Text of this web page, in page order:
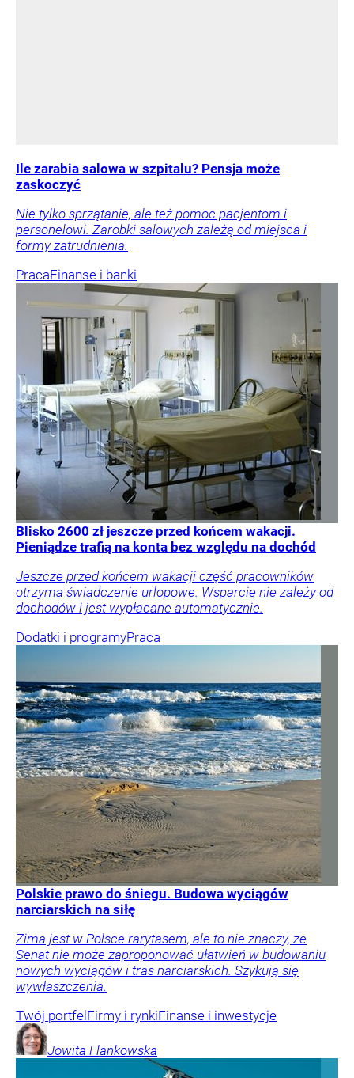
Ile zarabia salowa w szpitalu? Pensja może
zaskoczyć
Nie tylko sprzątanie, ale też pomoc pacjentom i
personelowi. Zarobki salowych zależą od miejsca i
formy zatrudnienia.
PracaFinanse i banki
Blisko 2600 zł jeszcze przed końcem wakacji.
Pieniądze trafią na konta bez względu na dochód
Jeszcze przed końcem wakacji część pracowników
otrzyma świadczenie urlopowe. Wsparcie nie zależy od
dochodów i jest wypłacane automatycznie.
Dodatki i programyPraca
Polskie prawo do śniegu. Budowa wyciągów
narciarskich na siłę
Zima jest w Polsce rarytasem, ale to nie znaczy, ze
Senat nie może zaproponować ułatwień w budowaniu
nowych wyciągów i tras narciarskich. Szykują się
wywłaszczenia.
Twój portfel Firmy i rynkiFinanse i inwestycje
Jowita Flankowska